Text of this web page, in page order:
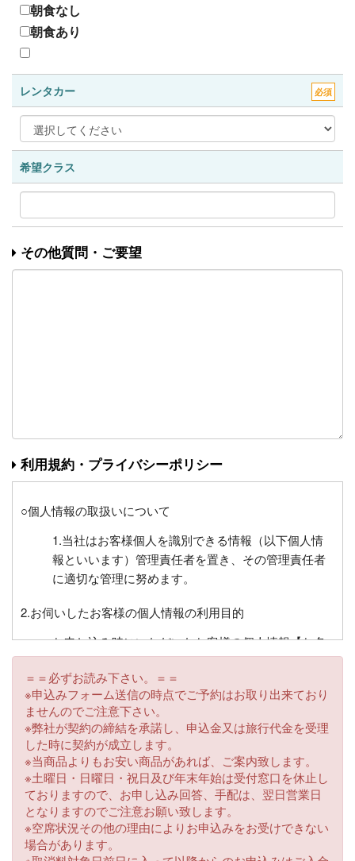
朝食なし
朝食あり
レンタカー 必須
希望クラス
その他質問・ご要望
利用規約・プライバシーポリシー
○個人情報の取扱いについて
1.当社はお客様個人を識別できる情報（以下個人情
報といいます）管理責任者を置き、その管理責任者
に適切な管理に努めます。
2.お伺いしたお客様の個人情報の利用目的
お申し込み時にいただいたお客様の個人情報【お名
前、住所、電話番号、FAX番号、電子メールアドレ
ス、生年月日、緊急時の連絡先、年齢、チケット送
付先】等を必要に応じてお伺いさせていただくこと
があります。これらはお客様との連絡に利用させて
いただくほかお客様がお申込みいただいた旅行にお
いて運送・宿泊機関等又は業務委託先に目的に必要
な限度で提供するほか、チケット送付、お客様への
旅行の案内・払い戻し・キャンペーンプレゼント等
にもご利用させていただきます。また、同じ目的で
それ以外の事項についてもお伺いさせていただくこ
とがございます。
＝＝必ずお読み下さい。＝＝
※申込みフォーム送信の時点でご予約はお取り出来ており
ませんのでご注意下さい。
※弊社が契約の締結を承諾し、申込金又は旅行代金を受理
した時に契約が成立します。
※当商品よりもお安い商品があれば、ご案内致します。
※土曜日・日曜日・祝日及び年末年始は受付窓口を休止し
ておりますので、お申し込み回答、手配は、翌日営業日
となりますのでご注意お願い致します。
※空席状況その他の理由によりお申込みをお受けできない
場合があります。